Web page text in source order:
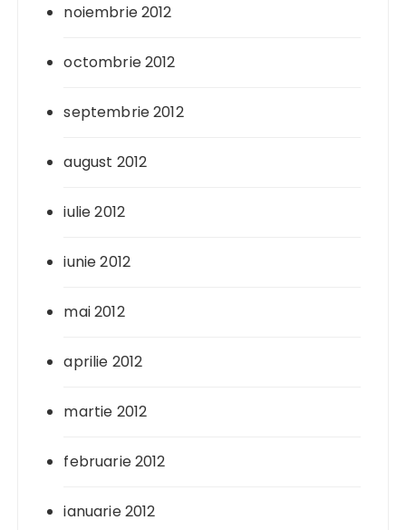
noiembrie 2012
octombrie 2012
septembrie 2012
august 2012
iulie 2012
iunie 2012
mai 2012
aprilie 2012
martie 2012
februarie 2012
ianuarie 2012